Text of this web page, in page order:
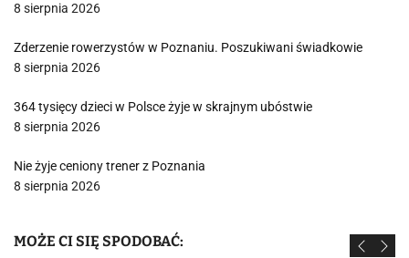
8 sierpnia 2026
Zderzenie rowerzystów w Poznaniu. Poszukiwani świadkowie
8 sierpnia 2026
364 tysięcy dzieci w Polsce żyje w skrajnym ubóstwie
8 sierpnia 2026
Nie żyje ceniony trener z Poznania
8 sierpnia 2026
MOŻE CI SIĘ SPODOBAĆ: